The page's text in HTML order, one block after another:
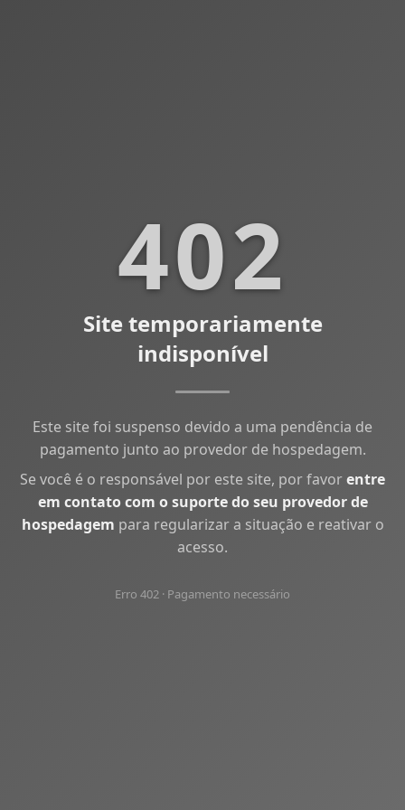
402
Site temporariamente
indisponível
Este site foi suspenso devido a uma pendência de
pagamento junto ao provedor de hospedagem.
Se você é o responsável por este site, por favorentre
em contato com o suporte do seu provedor de
hospedagem para regularizar a situação e reativar o
acesso.
Erro 402 · Pagamento necessário